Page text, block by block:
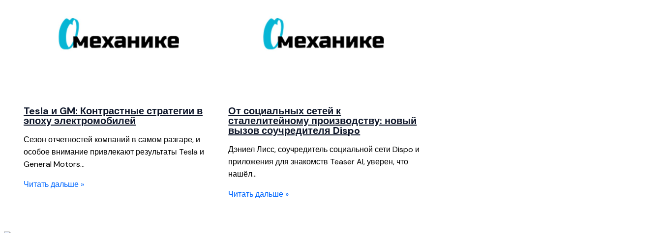
Tesla и GM: Контрастные стратегии в
эпоху электромобилей
Сезон отчетностей компаний в самом разгаре, и
особое внимание привлекают результаты Tesla и
General Motors…
Читать дальше »
От социальных сетей к
сталелитейному производству: новый
вызов соучредителя Dispo
Дэниел Лисс, соучредитель социальной сети Dispo и
приложения для знакомств Teaser AI, уверен, что
нашёл…
Читать дальше »